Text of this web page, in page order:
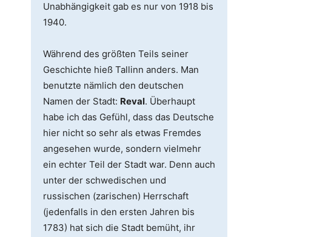
Unabhängigkeit gab es nur von 1918 bis
1940.
Während des größten Teils seiner
Geschichte hieß Tallinn anders. Man
benutzte nämlich den deutschen
Namen der Stadt: Reval. Überhaupt
habe ich das Gefühl, dass das Deutsche
hier nicht so sehr als etwas Fremdes
angesehen wurde, sondern vielmehr
ein echter Teil der Stadt war. Denn auch
unter der schwedischen und
russischen (zarischen) Herrschaft
(jedenfalls in den ersten Jahren bis
1783) hat sich die Stadt bemüht, ihr